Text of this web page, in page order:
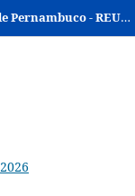
Revista de Extensão da Universidade de Pernambuco - REUPE